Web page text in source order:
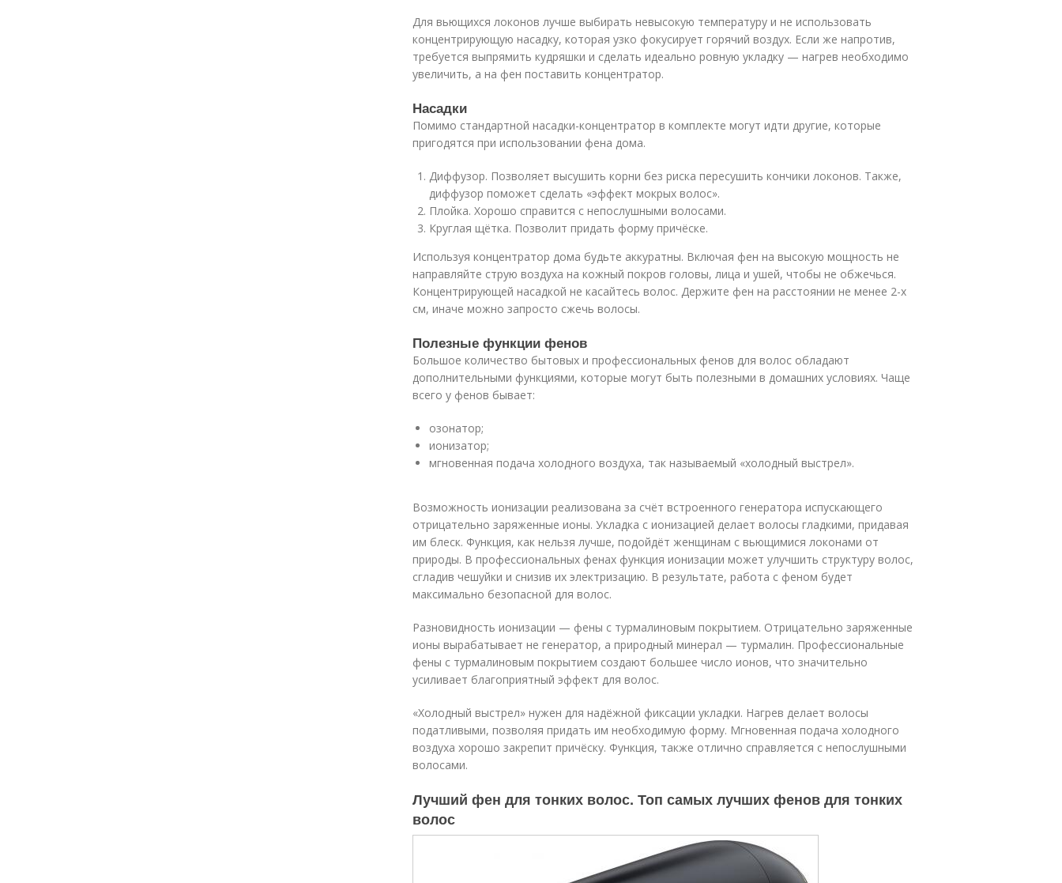
Для вьющихся локонов лучше выбирать невысокую температуру и не использовать
концентрирующую насадку, которая узко фокусирует горячий воздух. Если же напротив,
требуется выпрямить кудряшки и сделать идеально ровную укладку — нагрев необходимо
увеличить, а на фен поставить концентратор.
Насадки
Помимо стандартной насадки-концентратор в комплекте могут идти другие, которые
пригодятся при использовании фена дома.
Диффузор. Позволяет высушить корни без риска пересушить кончики локонов. Также,
диффузор поможет сделать «эффект мокрых волос».
Плойка. Хорошо справится с непослушными волосами.
Круглая щётка. Позволит придать форму причёске.
Используя концентратор дома будьте аккуратны. Включая фен на высокую мощность не
направляйте струю воздуха на кожный покров головы, лица и ушей, чтобы не обжечься.
Концентрирующей насадкой не касайтесь волос. Держите фен на расстоянии не менее 2-х
см, иначе можно запросто сжечь волосы.
Полезные функции фенов
Большое количество бытовых и профессиональных фенов для волос обладают
дополнительными функциями, которые могут быть полезными в домашних условиях. Чаще
всего у фенов бывает:
озонатор;
ионизатор;
мгновенная подача холодного воздуха, так называемый «холодный выстрел».
Возможность ионизации реализована за счёт встроенного генератора испускающего
отрицательно заряженные ионы. Укладка с ионизацией делает волосы гладкими, придавая
им блеск. Функция, как нельзя лучше, подойдёт женщинам с вьющимися локонами от
природы. В профессиональных фенах функция ионизации может улучшить структуру волос,
сгладив чешуйки и снизив их электризацию. В результате, работа с феном будет
максимально безопасной для волос.
Разновидность ионизации — фены с турмалиновым покрытием. Отрицательно заряженные
ионы вырабатывает не генератор, а природный минерал — турмалин. Профессиональные
фены с турмалиновым покрытием создают большее число ионов, что значительно
усиливает благоприятный эффект для волос.
«Холодный выстрел» нужен для надёжной фиксации укладки. Нагрев делает волосы
податливыми, позволяя придать им необходимую форму. Мгновенная подача холодного
воздуха хорошо закрепит причёску. Функция, также отлично справляется с непослушными
волосами.
Лучший фен для тонких волос. Топ самых лучших фенов для тонких
волос